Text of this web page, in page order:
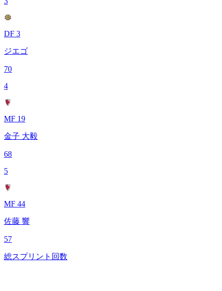
DF 3
ジエゴ
70
4
MF 19
金子 大毅
68
5
MF 44
佐藤 響
57
総スプリント回数